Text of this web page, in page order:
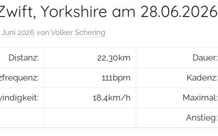
Yorkshire am 28.06.2026
2026 von Volker Schering
Distanz: 22,30 km Dauer:
111 bpm Kadenz:
18,4 km/h Maximal:
Anstieg: